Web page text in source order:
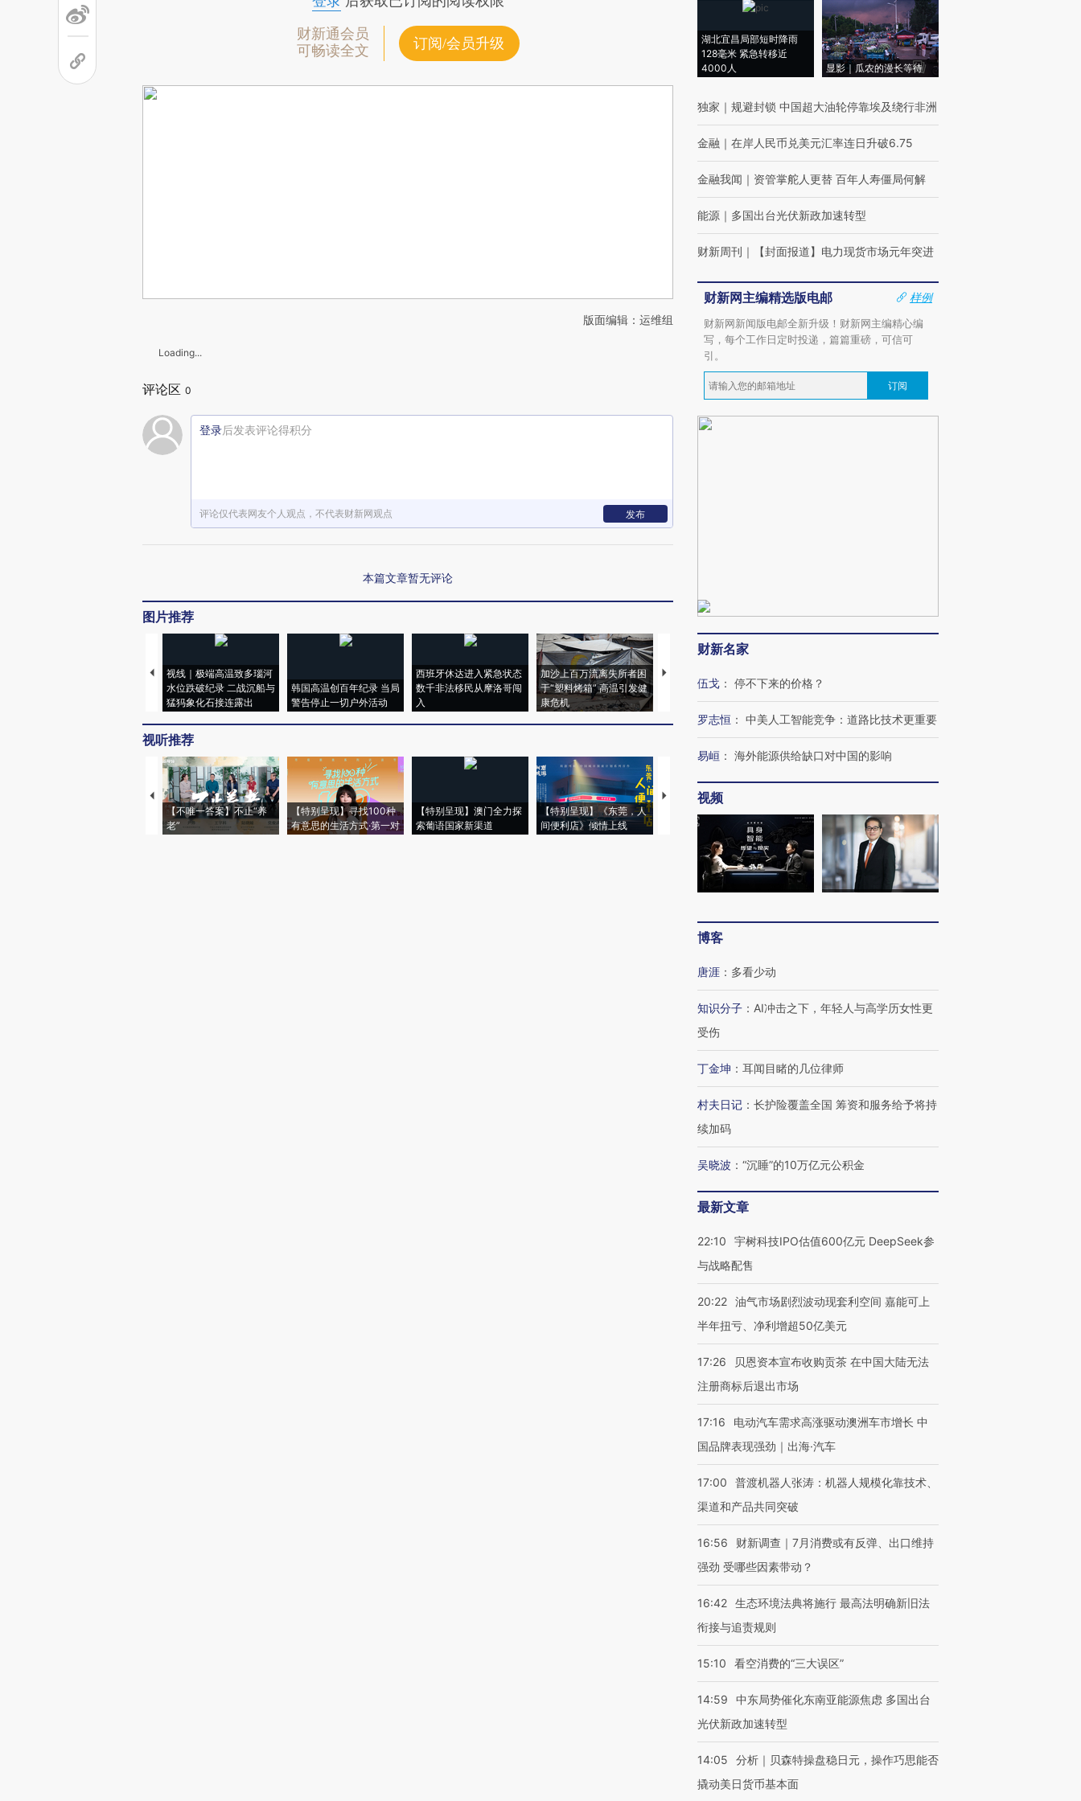
财新通会员
可畅读全文
订阅/会员升级
版面编辑：运维组
Loading...
评论区 0
登录后发表评论得积分
评论仅代表网友个人观点，不代表财新网观点 发布
本篇文章暂无评论
图片推荐
视线｜极端高温致多瑙河
水位跌破纪录 二战沉船与
猛犸象化石接连露出
韩国高温创百年纪录 当局
警告停止一切户外活动
西班牙休达进入紧急状态
数千非法移民从摩洛哥闯
入
加沙上百万流离失所者困
于“塑料烤箱” 高温引发健
康危机
视线｜HYROX的吸金
术：是什么让中产们甘
心“花钱找虐”？
粒摇头丸 尿检体内含3种
毒品
育部长拱下台
视听推荐
【不唯一答案】不止“养
老”
【特别呈现】寻找100种
有意思的生活方式·第一对
【特别呈现】澳门全力探
索葡语国家新渠道
【特别呈现】《东莞，人
间便利店》倾情上线
【推广】走进第四届链博
有意思的生活方式·第三对
住三大增长引擎是什么？
湖北宜昌局部短时降雨
128毫米 紧急转移近
4000人
显影｜瓜农的漫长等待
独家 ｜ 规避封锁 中国超大油轮停靠埃及绕行非洲
金融 ｜ 在岸人民币兑美元汇率连日升破6.75
金融我闻 ｜ 资管掌舵人更替 百年人寿僵局何解
能源 ｜ 多国出台光伏新政加速转型
财新周刊 ｜ 【封面报道】电力现货市场元年突进
财新网主编精选版电邮
样例
财新网新闻版电邮全新升级！财新网主编精心编
写，每个工作日定时投递，篇篇重磅，可信可
引。
订阅
财新名家
伍戈 ： 停不下来的价格？
罗志恒 ： 中美人工智能竞争：道路比技术更重要
易峘 ： 海外能源供给缺口对中国的影响
视频
博客
唐涯 ： 多看少动
知识分子 ： AI冲击之下，年轻人与高学历女性更
受伤
丁金坤 ： 耳闻目睹的几位律师
村夫日记 ： 长护险覆盖全国 筹资和服务给予将持
续加码
吴晓波 ： “沉睡”的10万亿元公积金
最新文章
22:10
宇树科技IPO估值600亿元 DeepSeek参
与战略配售
20:22 油气市场剧烈波动现套利空间 嘉能可上
半年扭亏、净利增超50亿美元
17:26
贝恩资本宣布收购贡茶 在中国大陆无法
注册商标后退出市场
17:16
电动汽车需求高涨驱动澳洲车市增长 中
国品牌表现强劲｜出海·汽车
17:00
普渡机器人张涛：机器人规模化靠技术、
渠道和产品共同突破
16:56
财新调查｜7月消费或有反弹、出口维持
强劲 受哪些因素带动？
16:42 生态环境法典将施行 最高法明确新旧法
衔接与追责规则
15:10 看空消费的“三大误区”
14:59
中东局势催化东南亚能源焦虑 多国出台
光伏新政加速转型
14:05
分析｜贝森特操盘稳日元，操作巧思能否
撬动美日货币基本面